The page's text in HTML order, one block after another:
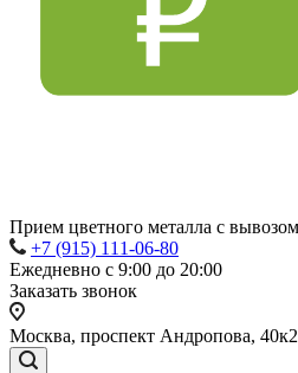
Прием цветного металла с
+7 (915) 111-06-80
Ежедневно с 9:00 до 20:00
Заказать звонок
Москва, проспект Андропова, 40к2